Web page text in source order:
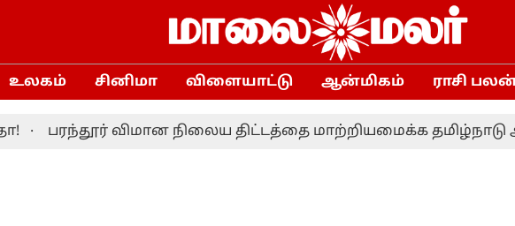
உலகம் சினிமா விளையாட்டு ஆன்மிகம் ராசி
பரந்தூர் விமான நிலைய திட்டத்தை மாற்றியமைக்க தமிழ்நாடு